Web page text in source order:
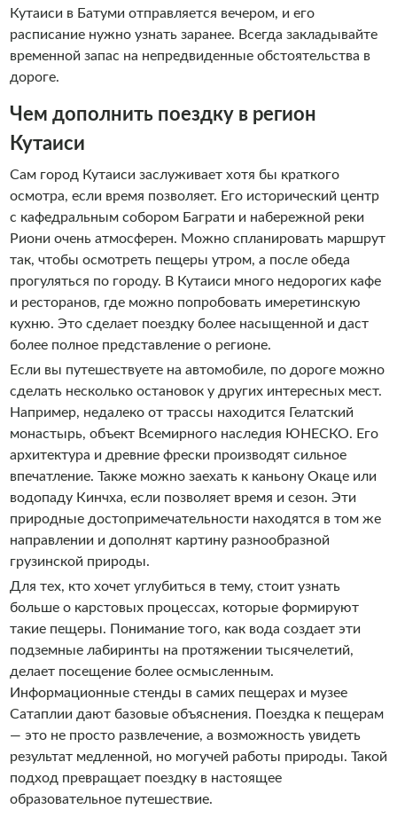
Кутаиси в Батуми отправляется вечером, и его
расписание нужно узнать заранее. Всегда закладывайте
временной запас на непредвиденные обстоятельства в
дороге.
Чем дополнить поездку в регион
Кутаиси
Сам город Кутаиси заслуживает хотя бы краткого
осмотра, если время позволяет. Его исторический центр
с кафедральным собором Баграти и набережной реки
Риони очень атмосферен. Можно спланировать маршрут
так, чтобы осмотреть пещеры утром, а после обеда
прогуляться по городу. В Кутаиси много недорогих кафе
и ресторанов, где можно попробовать имеретинскую
кухню. Это сделает поездку более насыщенной и даст
более полное представление о регионе.
Если вы путешествуете на автомобиле, по дороге можно
сделать несколько остановок у других интересных мест.
Например, недалеко от трассы находится Гелатский
монастырь, объект Всемирного наследия ЮНЕСКО. Его
архитектура и древние фрески производят сильное
впечатление. Также можно заехать к каньону Окаце или
водопаду Кинчха, если позволяет время и сезон. Эти
природные достопримечательности находятся в том же
направлении и дополнят картину разнообразной
грузинской природы.
Для тех, кто хочет углубиться в тему, стоит узнать
больше о карстовых процессах, которые формируют
такие пещеры. Понимание того, как вода создает эти
подземные лабиринты на протяжении тысячелетий,
делает посещение более осмысленным.
Информационные стенды в самих пещерах и музее
Сатаплии дают базовые объяснения. Поездка к пещерам
— это не просто развлечение, а возможность увидеть
результат медленной, но могучей работы природы. Такой
подход превращает поездку в настоящее
образовательное путешествие.